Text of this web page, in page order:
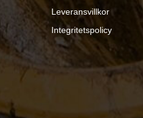
Leveransvillkor
Integritetspolicy